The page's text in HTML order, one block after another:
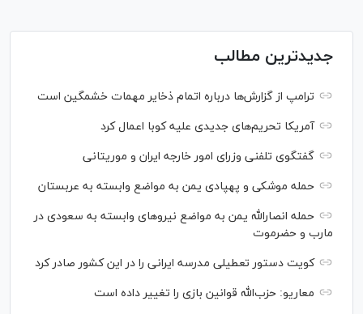
جدیدترین مطالب
ترامپ از گزارش‌ها درباره اتمام ذخایر مهمات خشمگین است
آمریکا تحریم‌های جدیدی علیه کوبا اعمال کرد
گفتگوی تلفنی وزرای امور خارجه ایران و موریتانی
حمله موشکی و پهپادی یمن به مواضع وابسته به عربستان
حمله انصارالله یمن به مواضع نیرو‌های وابسته به سعودی در
مارب و حضرموت
کویت دستور تعطیلی مدرسه ایرانی را در این کشور صادر کرد
معاریو: حزب‌الله قوانین بازی را تغییر داده است